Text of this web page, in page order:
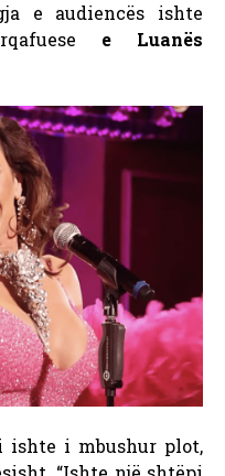
e audiencës ishte
e Luanës
ishte i mbushur plot,